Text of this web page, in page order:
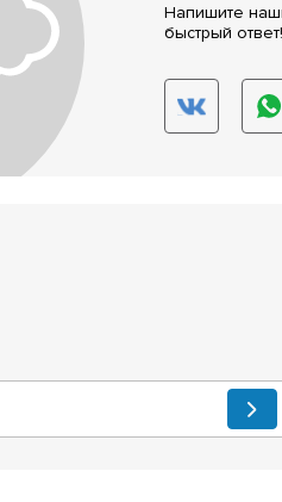
Напишите
быстрый ответ!